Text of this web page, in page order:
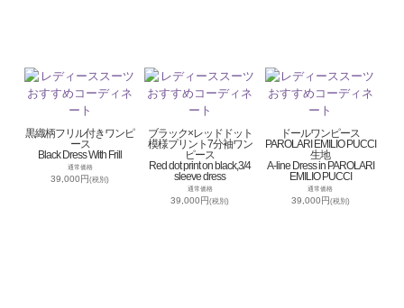
黒織柄フリル付きワンピ
ース
Black Dress With Frill
通常価格
39,000円(税別)
ブラック×レッドドット
模様プリント7分袖ワン
ピース
Red dot print on black,3/4
sleeve dress
通常価格
39,000円(税別)
ドールワンピース
PAROLARI EMILIO PUCCI
生地
A-line Dress in PAROLARI
EMILIO PUCCI
通常価格
39,000円(税別)